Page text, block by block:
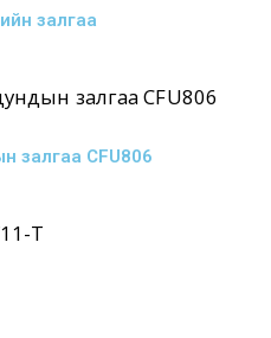
залгаа
залгаа CFU806